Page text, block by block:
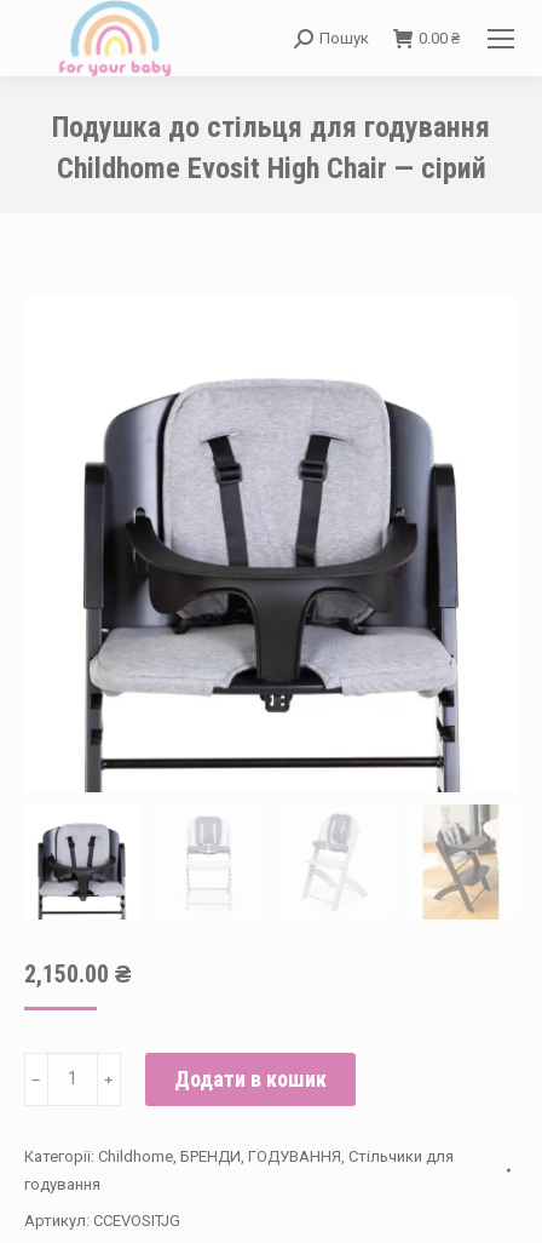
Search:
Пошук 0.00 ₴
Подушка до стільця для годування
Childhome Evosit High Chair — сірий
2,150.00 ₴
Подушка
для
годування
Childhome
﹣ ﹢ Додати в кошик
Категорії: Childhome БРЕНДИ ГОДУВАННЯ Стільчики для
годування
Артикул: CCEVOSITJG